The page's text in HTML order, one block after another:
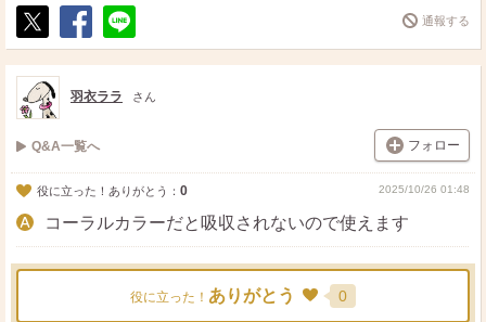
ポ
ス
ト
シ
ェ
送
る
通報する
羽衣ララ さん
Q&A一覧へ フォロー
役に立った！ありがとう： 0 2025/10/26 01:48
コーラルカラーだと吸収されないので使えます
役に立った！ ありがとう 0